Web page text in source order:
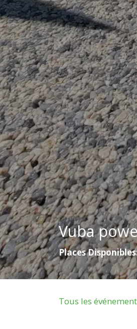
Vuba
Places
Tous les